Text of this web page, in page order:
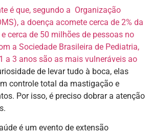
é que, segundo a Organização
a doença acomete cerca de 2% da
cerca de 50 milhões de pessoas no
a Sociedade Brasileira de Pediatria,
a 3 anos são as mais vulneráveis ao
de levar tudo à boca, elas
controle total da mastigação e
Por isso, é preciso dobrar a atenção
é um evento de extensão